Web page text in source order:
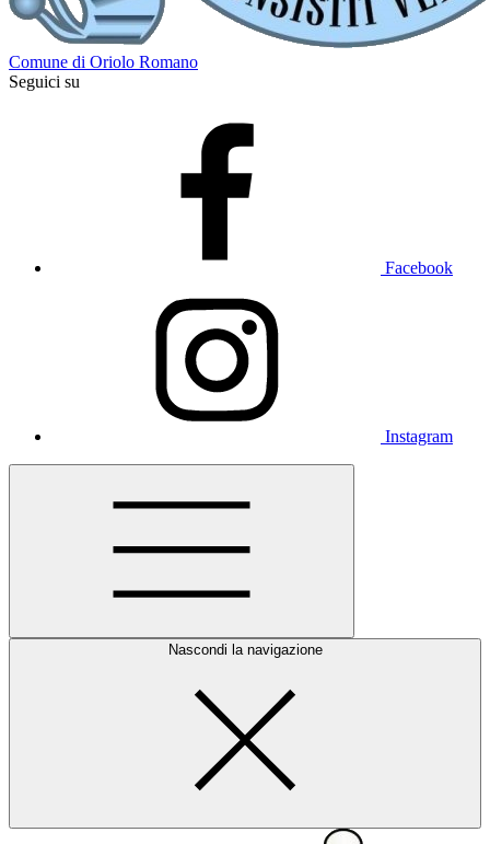
Comune di Oriolo Romano
Seguici su
Facebook
Instagram
Nascondi la navigazione